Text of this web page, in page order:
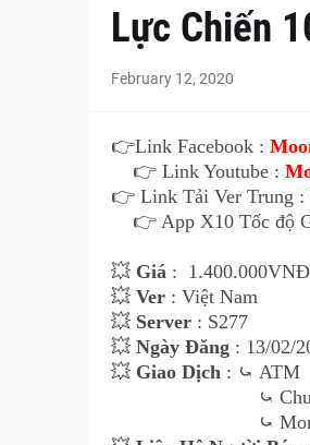
Lực Chiến
February 12, 2020
👉Link Facebook :
👉 Link Youtube :
👉 Link Tải Ver Trung :
👉 App X10 Tốc độ
💥 Giá : 1.400.000VNĐ
💥 Ver : Việt Nam
💥 Server : S277
💥 Ngày Đăng : 13/02/
💥 Giao Dịch : ⤿ ATM
⤿
⤿